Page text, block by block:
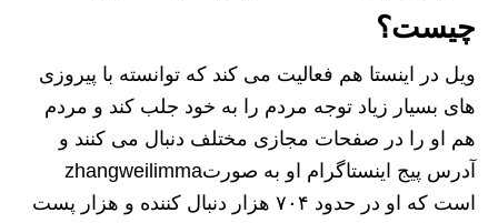
چیست؟
ویل در اینستا هم فعالیت می‌ کند که توانسته با پیروزی
های بسیار زیاد توجه مردم را به خود جلب کند و مردم
هم او را در صفحات مجازی مختلف دنبال می‌ کنند و
آدرس پیج اینستاگرام او به صورتzhangweilimma
است که او در حدود ۷۰۴ هزار دنبال کننده و هزار پست